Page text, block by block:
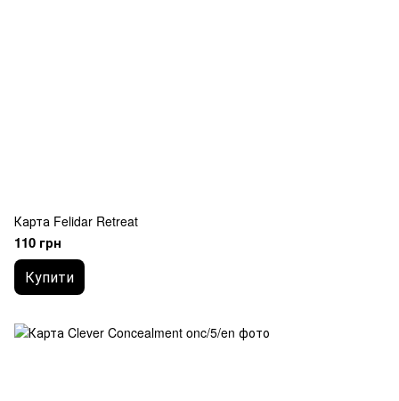
Карта Felidar Retreat
110 грн
Купити